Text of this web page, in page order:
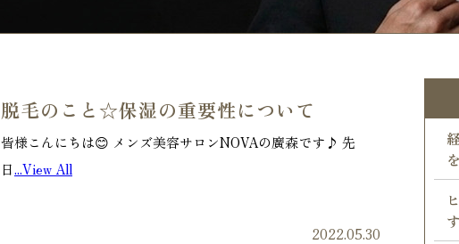
脱毛のこと☆保湿の重要性について
皆様こんにちは😊 メンズ美容サロンNOVAの廣森です♪ 先
日...View All
2022.05.30